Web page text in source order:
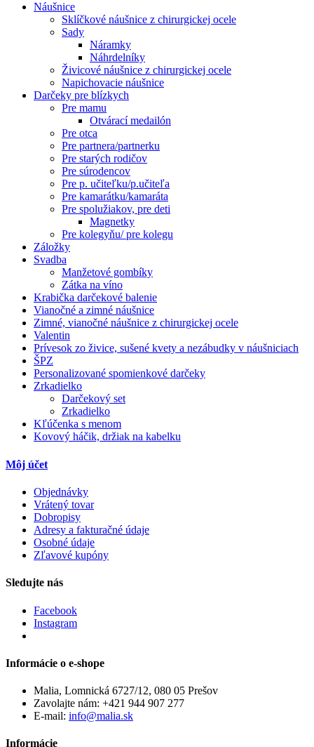
Náušnice
Sklíčkové náušnice z chirurgickej ocele
Sady
Náramky
Náhrdelníky
Živicové náušnice z chirurgickej ocele
Napichovacie náušnice
Darčeky pre blízkych
Pre mamu
Otvárací medailón
Pre otca
Pre partnera/partnerku
Pre starých rodičov
Pre súrodencov
Pre p. učiteľku/p.učiteľa
Pre kamarátku/kamaráta
Pre spolužiakov, pre deti
Magnetky
Pre kolegyňu/ pre kolegu
Záložky
Svadba
Manžetové gombíky
Zátka na víno
Krabička darčekové balenie
Vianočné a zimné náušnice
Zimné, vianočné náušnice z chirurgickej ocele
Valentin
Prívesok zo živice, sušené kvety a nezábudky v náušniciach
ŠPZ
Personalizované spomienkové darčeky
Zrkadielko
Darčekový set
Zrkadielko
Kľúčenka s menom
Kovový háčik, držiak na kabelku
Môj účet
Objednávky
Vrátený tovar
Dobropisy
Adresy a fakturačné údaje
Osobné údaje
Zľavové kupóny
Sledujte nás
Facebook
Instagram
Informácie o e-shope
Malia, Lomnická 6727/12, 080 05 Prešov
Zavolajte nám: +421 944 907 277
E-mail: info@malia.sk
Informácie